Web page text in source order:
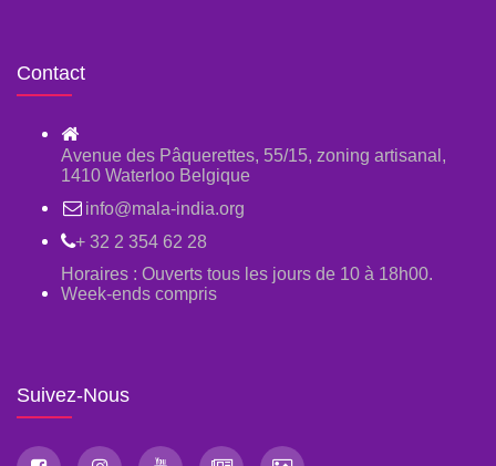
Contact
Avenue des Pâquerettes, 55/15, zoning artisanal,
1410 Waterloo Belgique
info@mala-india.org
+ 32 2 354 62 28
Horaires : Ouverts tous les jours de 10 à 18h00.
Week-ends compris
Suivez-Nous